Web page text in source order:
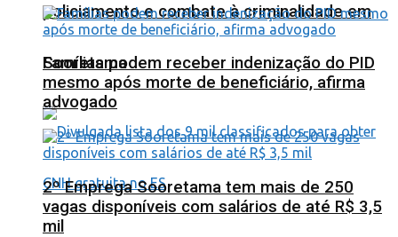
policiamento e combate à criminalidade em
Sooretama
Famílias podem receber indenização do PID
mesmo após morte de beneficiário, afirma
advogado
2º Emprega Sooretama tem mais de 250
vagas disponíveis com salários de até R$ 3,5
mil